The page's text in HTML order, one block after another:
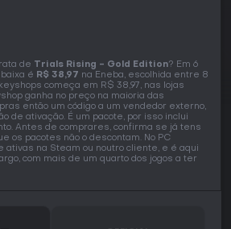
de Trials Rising - Gold Edition? Em 6
é R$ 38,97 na Eneba, escolhida entre 8
começa em R$ 38,97, nas lojas
ganha no preço na maioria das
então um código a um vendedor externo,
de ativação. É um pacote, por isso inclui
Antes de comprares, confirma se já tens
os pacotes não o descontam. No PC
ativas na Steam ou noutro cliente, e é aqui
com mais de um quarto dos jogos a ter